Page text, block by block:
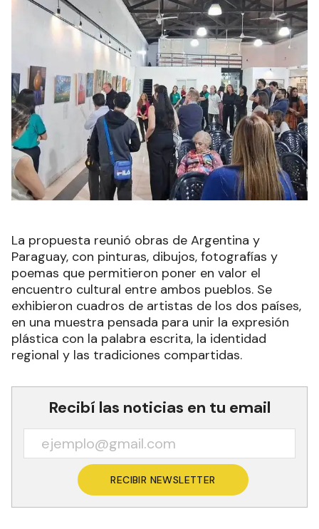
La propuesta reunió obras de Argentina y
Paraguay, con pinturas, dibujos, fotografías y
poemas que permitieron poner en valor el
encuentro cultural entre ambos pueblos. Se
exhibieron cuadros de artistas de los dos países,
en una muestra pensada para unir la expresión
plástica con la palabra escrita, la identidad
regional y las tradiciones compartidas.
Recibí las noticias en tu email
RECIBIR NEWSLETTER